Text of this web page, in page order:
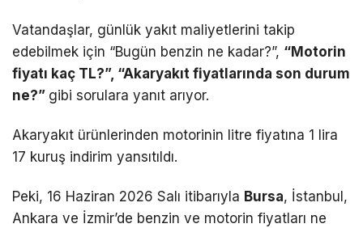
Vatandaşlar, günlük yakıt maliyetlerini takip
edebilmek için “Bugün benzin ne kadar?”, “Motorin
fiyatı kaç TL?”, “Akaryakıt fiyatlarında son durum
ne?” gibi sorulara yanıt arıyor.
Akaryakıt ürünlerinden motorinin litre fiyatına 1 lira
17 kuruş indirim yansıtıldı.
Peki, 16 Haziran 2026 Salı itibarıyla Bursa, İstanbul,
Ankara ve İzmir’de benzin ve motorin fiyatları ne